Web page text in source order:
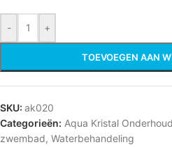
- +
TOEVOEGEN AAN
SKU: ak020
Categorieën: Aqua Kristal
zwembad, Water­behandeling